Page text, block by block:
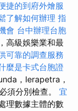
捷的到府外燴服
了解如何辦理 指
會 台中辦理台胞
高級娛樂業和最
可靠的調查服務
麼是卡式台胞證
，Ierapetra，
須分別檢查。 宜
理數據主體的數